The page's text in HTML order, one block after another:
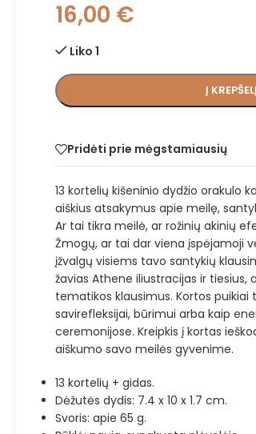
16,00 €
Liko 1
Į KREPŠELĮ
Pridėti prie mėgstamiausių
13 kortelių kišeninio dydžio orakulo
aiškius atsakymus apie meilę,
Ar tai tikra meilė, ar rožinių akinių
Žmogų, ar tai dar viena įspėjamoji
įžvalgų visiems tavo santykių
žavias Athene iliustracijas ir tiesius,
tematikos klausimus. Kortos puikiai
savirefleksijai, būrimui arba kaip
ceremonijose. Kreipkis į kortas
aiškumo savo meilės gyvenime.
13 kortelių + gidas.
Dėžutės dydis: 7.4 x 10 x 1.7 cm.
Svoris: apie 65 g.